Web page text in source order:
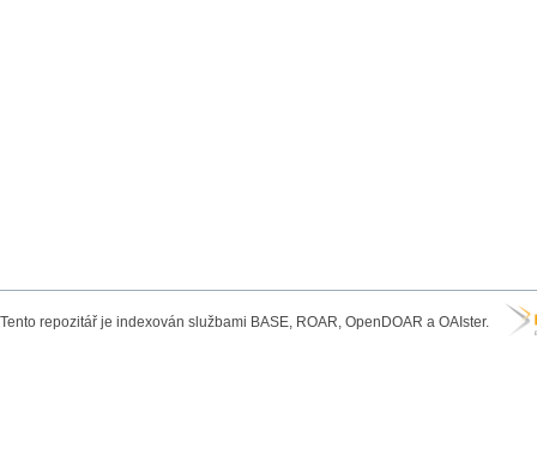
Tento repozitář je indexován službami BASE, ROAR, OpenDOAR a OAIster.